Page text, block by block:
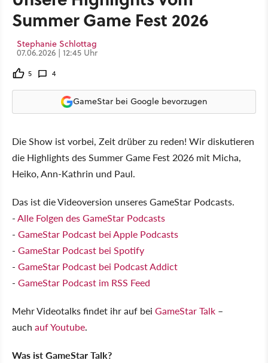
Summer Game Fest 2026
Stephanie Schlottag
07.06.2026 | 12:45 Uhr
5 4
GameStar bei Google bevorzugen
Die Show ist vorbei, Zeit drüber zu reden! Wir diskutieren
die Highlights des Summer Game Fest 2026 mit Micha,
Heiko, Ann-Kathrin und Paul.
Das ist die Videoversion unseres GameStar Podcasts.
-Alle Folgen des GameStar Podcasts
- GameStar Podcast bei Apple Podcasts
- GameStar Podcast bei Spotify
- GameStar Podcast bei Podcast Addict
- GameStar Podcast im RSS Feed
Mehr Videotalks findet ihr auf bei GameStar Talk –
auch auf Youtube.
Was ist GameStar Talk?